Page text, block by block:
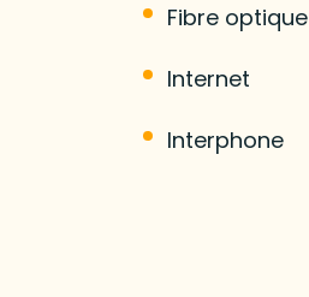
Fibre optique
Internet
Interphone